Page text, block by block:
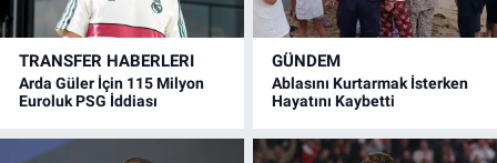
TRANSFER HABERLERI
Arda Güler İçin 115 Milyon
Euroluk PSG İddiası
GÜNDEM
Ablasını Kurtarmak İsterken
Hayatını Kaybetti